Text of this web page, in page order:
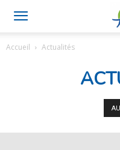
Accueil Actualités